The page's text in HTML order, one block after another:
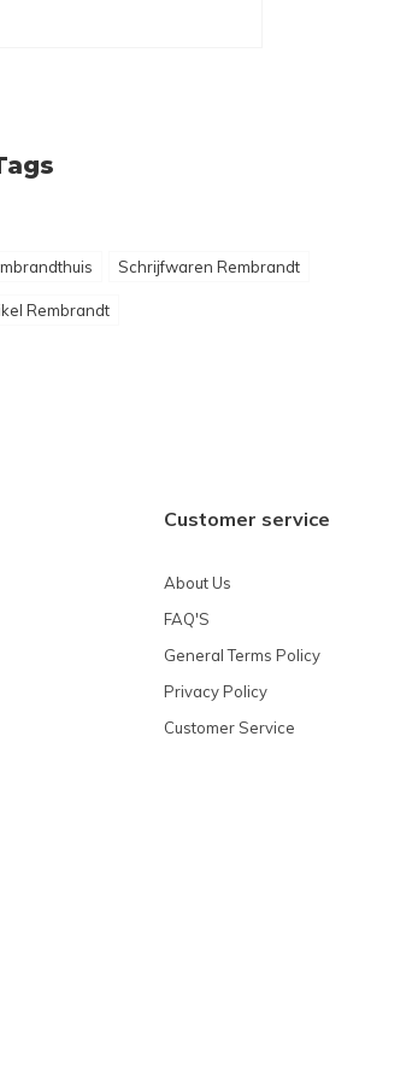
Schrijfwaren Rembrandt
Rembrandt
Customer service
About Us
FAQ'S
General Terms Policy
Privacy Policy
Customer Service